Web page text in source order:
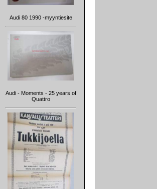
Audi 80 1990 -myyntiesite
Audi - Moments - 25 years of
Quattro